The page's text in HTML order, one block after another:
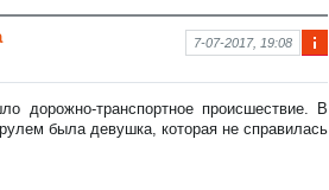
фо
рм
аци
я к
7-07-2017, 19:08
дорожно-транспортное происшествие. В
была девушка, которая не справилась